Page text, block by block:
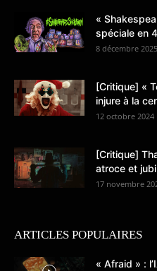
«
spéciale en
8 décembre 2025
[Critique] «
injure à la
12 octobre 2024
[Critique]
atroce et
17 novembre
ARTICLES POPULAIRES
« Afraid » :